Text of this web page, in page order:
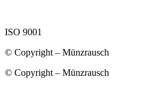
ISO 9001
© Copyright – Münzrausch
© Copyright – Münzrausch